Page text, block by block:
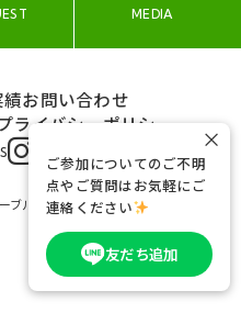
MEDIA
お問い合わせ
ライバシーポリシー
ブル&コー
ご参加についてのご不明
点やご質問はお気軽にご
連絡ください
友だち追加
×